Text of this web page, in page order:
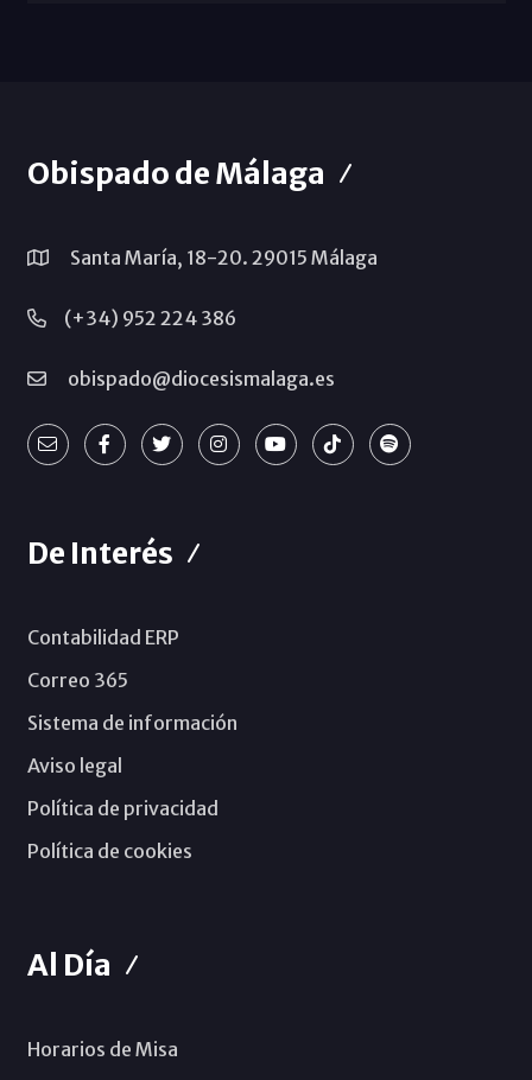
Obispado de Málaga
Santa María, 18-20. 29015 Málaga
(+34) 952 224 386
obispado@diocesismalaga.es
De Interés
Contabilidad ERP
Correo 365
Sistema de información
Aviso legal
Política de privacidad
Política de cookies
Al Día
Horarios de Misa